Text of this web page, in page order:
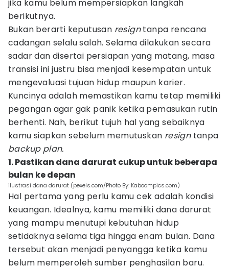
jika kamu belum mempersiapkan langkah
berikutnya.
Bukan berarti keputusan resigntanpa rencana
cadangan selalu salah. Selama dilakukan secara
sadar dan disertai persiapan yang matang, masa
transisi ini justru bisa menjadi kesempatan untuk
mengevaluasi tujuan hidup maupun karier.
Kuncinya adalah memastikan kamu tetap memiliki
pegangan agar gak panik ketika pemasukan rutin
berhenti. Nah, berikut tujuh hal yang sebaiknya
kamu siapkan sebelum memutuskan resigntanpa
backup plan.
1. Pastikan dana darurat cukup untuk beberapa
bulan ke depan
ilustrasi dana darurat (pexels.com/Photo By: Kaboompics.com)
Hal pertama yang perlu kamu cek adalah kondisi
keuangan. Idealnya, kamu memiliki dana darurat
yang mampu menutupi kebutuhan hidup
setidaknya selama tiga hingga enam bulan. Dana
tersebut akan menjadi penyangga ketika kamu
belum memperoleh sumber penghasilan baru.